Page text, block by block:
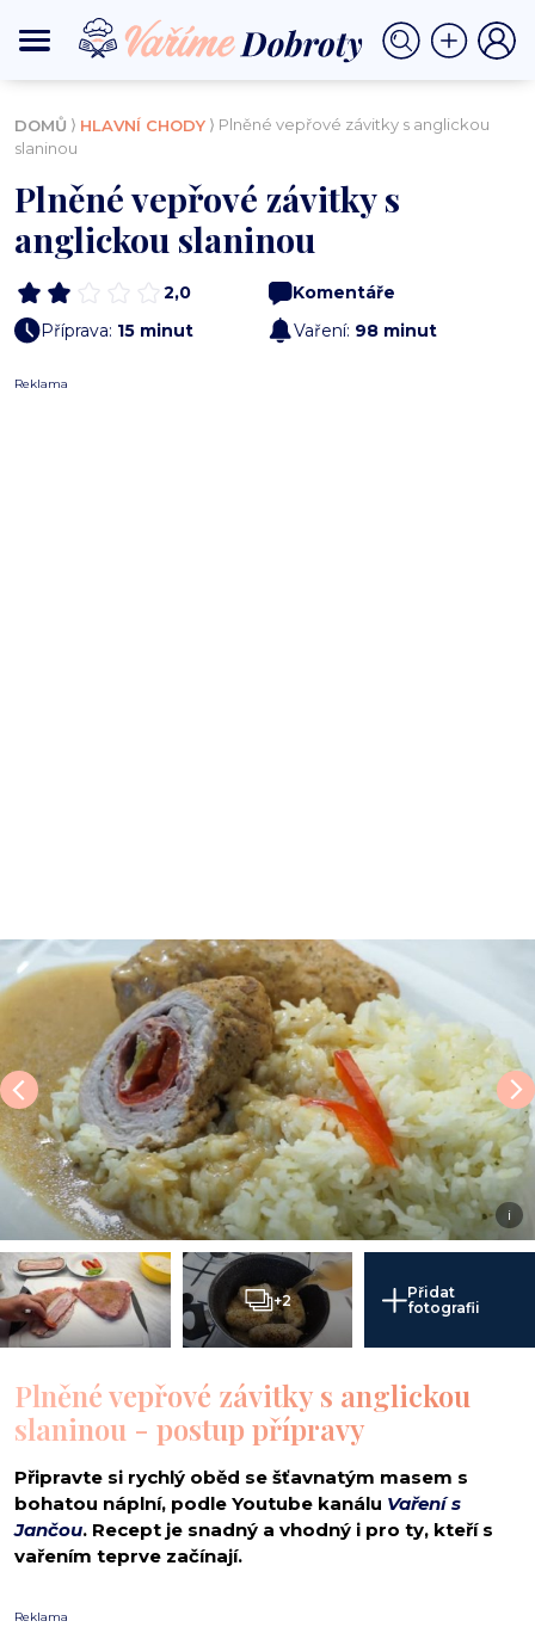
DOMŮ ⟩ HLAVNÍ CHODY ⟩ Plněné vepřové závitky s anglickou
slaninou
Plněné vepřové závitky s
anglickou slaninou
2,0
Komentáře
Příprava: 15 minut Vaření: 98 minut
Reklama
i
+2
Přidat
fotografii
Plněné vepřové závitky s anglickou
slaninou - postup přípravy
Připravte si rychlý oběd se šťavnatým masem s
bohatou náplní, podle Youtube kanálu Vaření s
Jančou. Recept je snadný a vhodný i pro ty, kteří s
vařením teprve začínají.
Reklama